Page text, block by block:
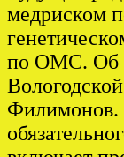
медриском
по ОМС. Об
Филимонов.